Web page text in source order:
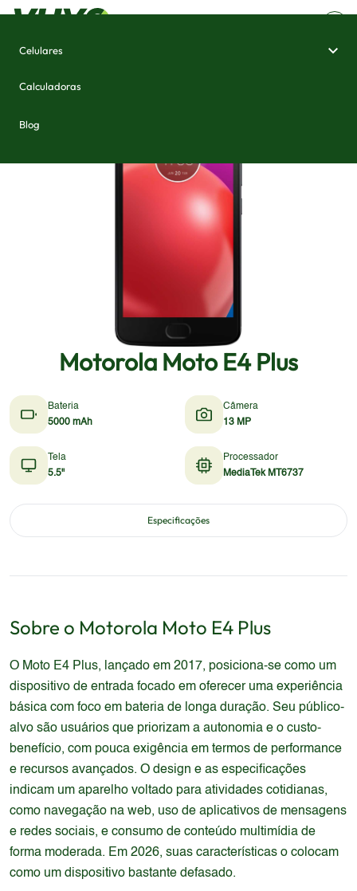
Celulares
Calculadoras
Blog
Motorola Moto E4 Plus
Bateria
5000 mAh
Câmera
13 MP
Tela
5.5"
Processador
MediaTek MT6737
Especificações
Sobre o Motorola Moto E4 Plus
O Moto E4 Plus, lançado em 2017, posiciona-se como um
dispositivo de entrada focado em oferecer uma experiência
básica com foco em bateria de longa duração. Seu público-
alvo são usuários que priorizam a autonomia e o custo-
benefício, com pouca exigência em termos de performance
e recursos avançados. O design e as especificações
indicam um aparelho voltado para atividades cotidianas,
como navegação na web, uso de aplicativos de mensagens
e redes sociais, e consumo de conteúdo multimídia de
forma moderada. Em 2026, suas características o colocam
como um dispositivo bastante defasado.